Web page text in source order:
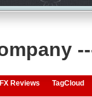
Reviews TagCloud